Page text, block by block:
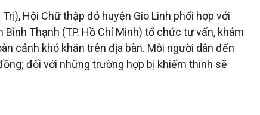
Hội Chữ thập đỏ huyện Gio Linh phối hợp với
Thạnh (TP. Hồ Chí Minh) tổ chức tư vấn, khám
cảnh khó khăn trên địa bàn. Mỗi người dân đến
đối với những trường hợp bị khiếm thính sẽ